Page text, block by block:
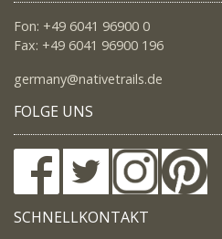
Fon: +49 6041 96900 0
Fax: +49 6041 96900 196
germany@nativetrails.de
FOLGE UNS
SCHNELLKONTAKT